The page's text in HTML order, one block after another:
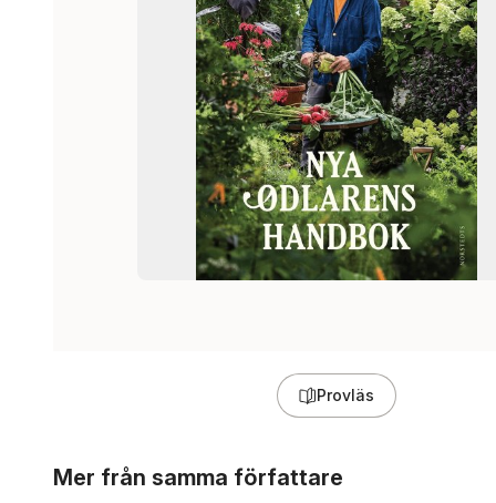
Provläs
Mer från samma författare